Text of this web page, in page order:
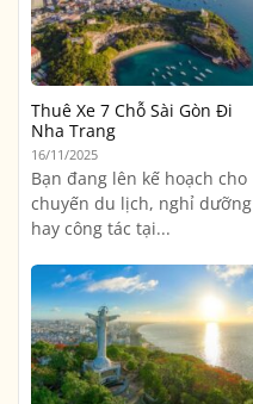
Thuê Xe 7 Chỗ Sài Gòn Đi
Nha Trang
16/11/2025
Bạn đang lên kế hoạch cho
chuyến du lịch, nghỉ dưỡng
hay công tác tại...